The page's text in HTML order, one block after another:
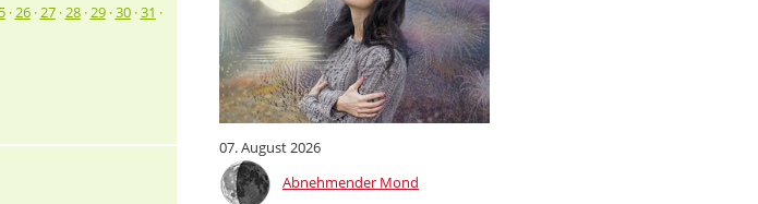
07. August 2026
Abnehmender Mond
·26·27·28·29·30·31 ·